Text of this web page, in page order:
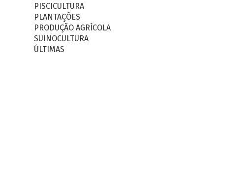
PISCICULTURA
PLANTAÇÕES
PRODUÇÃO AGRÍCOLA
SUINOCULTURA
ÚLTIMAS